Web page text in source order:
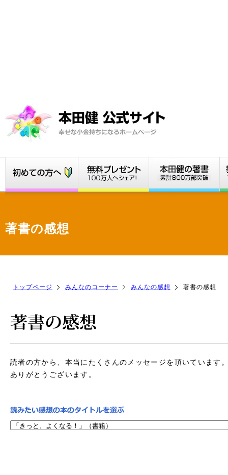
著書の感想
トップページ みんなのコーナー みんなの感想 著書の感想
読者の方から、本当にたくさんのメッセージを頂いています
ありがとうございます。